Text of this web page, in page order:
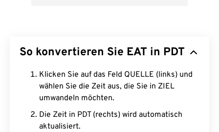
So konvertieren Sie EAT in PDT
Klicken Sie auf das Feld QUELLE (links) und
wählen Sie die Zeit aus, die Sie in ZIEL
umwandeln möchten.
Die Zeit in PDT (rechts) wird automatisch
aktualisiert.